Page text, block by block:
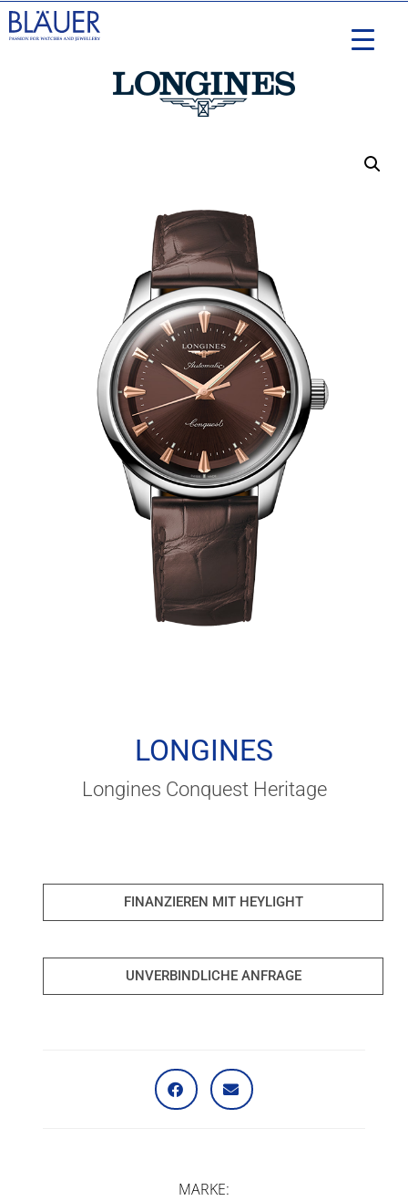
LONGINES
Longines Conquest Heritage
FINANZIEREN MIT HEYLIGHT
UNVERBINDLICHE ANFRAGE
MARKE